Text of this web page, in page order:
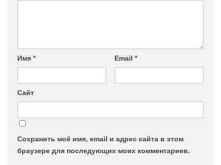
Имя * Email *
Сайт
Сохранить моё имя, email и адрес сайта в этом
браузере для последующих моих комментариев.